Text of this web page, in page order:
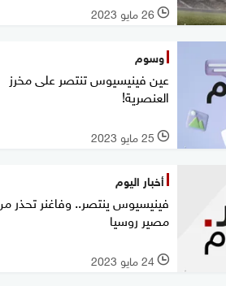
l 26 مايو 2023
وسوم
عين فينيسيوس تنتصر على مخرز
العنصرية!
l 25 مايو 2023
أخبار اليوم
فينيسيوس ينتصر.. وفاغنر تحذر
مصير روسيا
l 24 مايو 2023